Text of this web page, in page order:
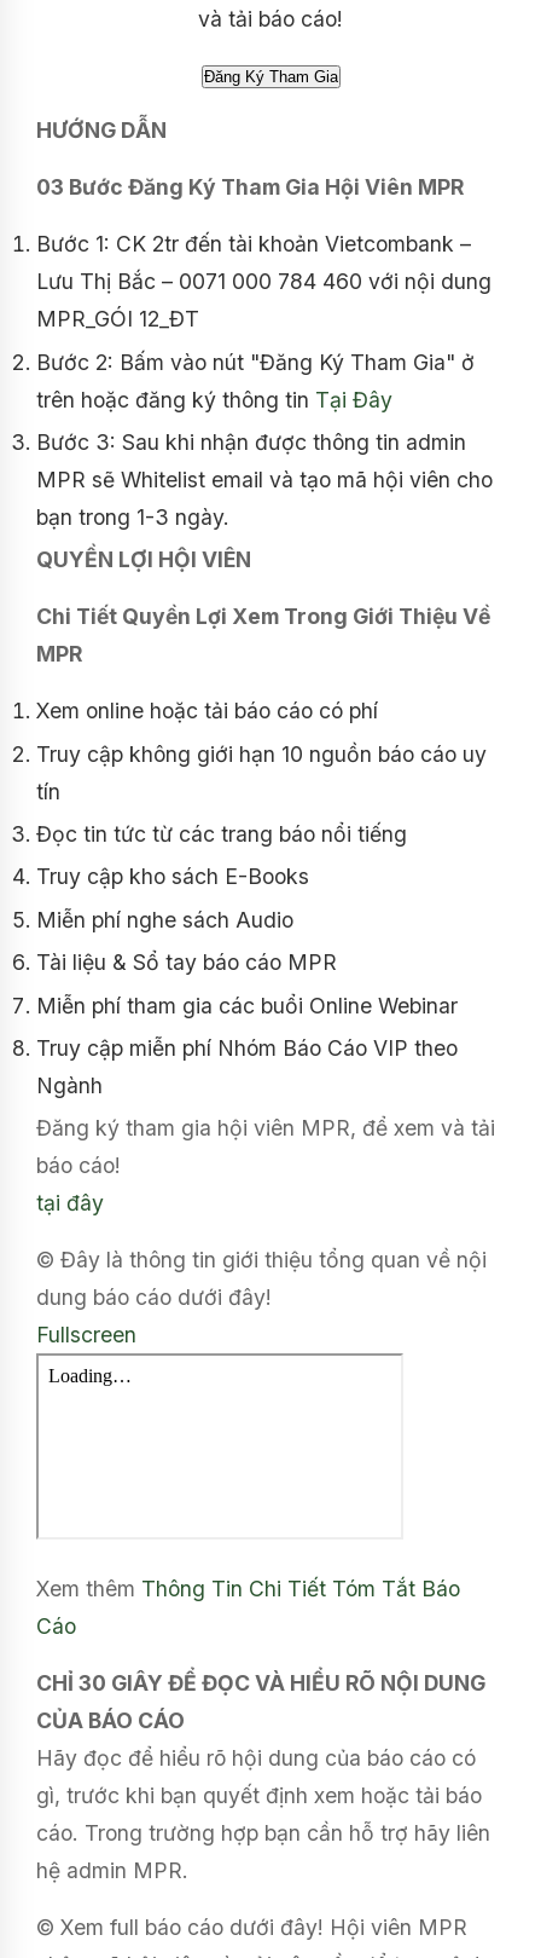
và tải báo cáo!
HƯỚNG DẪN
03 Bước Đăng Ký Tham Gia Hội Viên MPR
Bước 1: CK 2tr đến tài khoản Vietcombank –
Lưu Thị Bắc – 0071 000 784 460 với nội dung
MPR_GÓI 12_ĐT
Bước 2: Bấm vào nút "Đăng Ký Tham Gia" ở
trên hoặc đăng ký thông tin Tại Đây
Bước 3: Sau khi nhận được thông tin admin
MPR sẽ Whitelist email và tạo mã hội viên cho
bạn trong 1-3 ngày.
QUYỀN LỢI HỘI VIÊN
Chi Tiết Quyền Lợi Xem Trong Giới Thiệu Về
MPR
Xem online hoặc tải báo cáo có phí
Truy cập không giới hạn 10 nguồn báo cáo uy
tín
Đọc tin tức từ các trang báo nổi tiếng
Truy cập kho sách E-Books
Miễn phí nghe sách Audio
Tài liệu & Sổ tay báo cáo MPR
Miễn phí tham gia các buổi Online Webinar
Truy cập miễn phí Nhóm Báo Cáo VIP theo
Ngành
Đăng ký tham gia hội viên MPR, để xem và tải
báo cáo!
tại đây
© Đây là thông tin giới thiệu tổng quan về nội
dung báo cáo dưới đây!
Fullscreen
Xem thêm Thông Tin Chi Tiết Tóm Tắt Báo
Cáo
CHỈ 30 GIÂY ĐỂ ĐỌC VÀ HIỂU RÕ NỘI DUNG
CỦA BÁO CÁO
Hãy đọc để hiểu rõ hội dung của báo cáo có
gì, trước khi bạn quyết định xem hoặc tải báo
cáo. Trong trường hợp bạn cần hỗ trợ hãy liên
hệ admin MPR.
© Xem full báo cáo dưới đây! Hội viên MPR